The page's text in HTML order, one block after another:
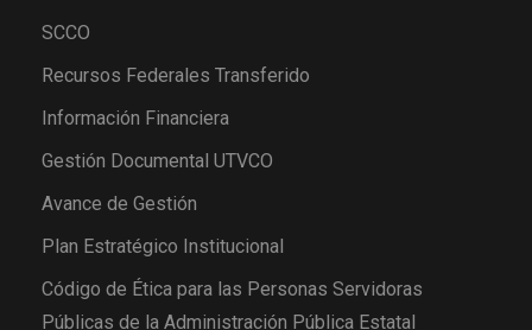
SCCO
Recursos Federales Transferido
Información Financiera
Gestión Documental UTVCO
Avance de Gestión
Plan Estratégico Institucional
Código de Ética para las Personas Servidoras
Públicas de la Administración Pública Estatal